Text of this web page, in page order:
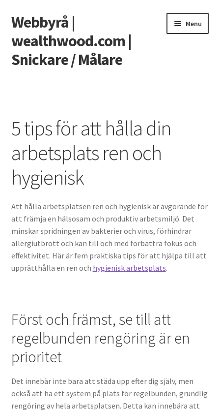
Skip
to
navigation
Skip
to
content
Webbyrå |
wealthwood.com |
Snickare / Målare
Menu
Bettskena – Så fungerar det
Få rätt snickare till din renovering
Planera noggrant
Ta hjälp av kontorsstädning som pensionär
Tänk på bärighet
Vad du Ska Tänka på När du Startar ett Byggföretag
Viktiga tips innan du börjar bygga altan
Webbyrå Göteborg | Vad krävs av en hemsida?
5 tips för att hålla din
arbetsplats ren och
hygienisk
Att hålla arbetsplatsen ren och hygienisk är avgörande för
att främja en hälsosam och produktiv arbetsmiljö. Det
minskar spridningen av bakterier och virus, förhindrar
allergiutbrott och kan till och med förbättra fokus och
effektivitet. Här är fem praktiska tips för att hjälpa till att
upprätthålla en ren och hygienisk arbetsplats.
Först och främst, se till att
regelbunden rengöring är en
prioritet
Det innebär inte bara att städa upp efter dig själv, men
också att ha ett system på plats för regelbunden, grundlig
rengöring av hela arbetsplatsen. Detta kan innebära att